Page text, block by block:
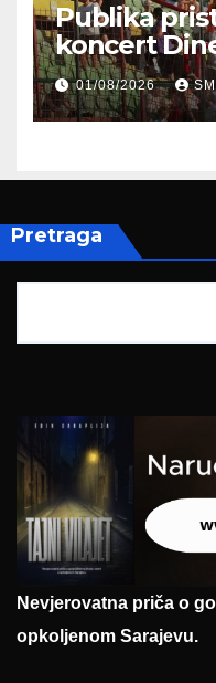
Publika
koncert
Koševu
01/08/2026
Pretraga
Nevjerovatna priča o
opkoljenom Sarajevu.